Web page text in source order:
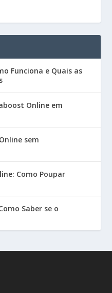
Funciona e Quais as
Online em
sem
Como Poupar
Saber se o